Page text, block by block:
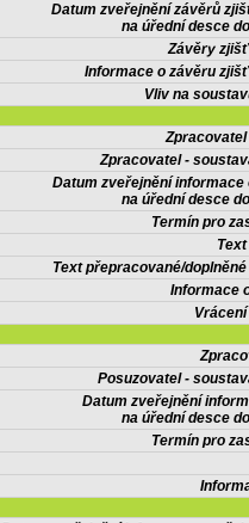
Datum zveřejnění závěrů
na úřední desce
Závěry
Informace o závěru
Vliv na
Zpracovatel -
Datum zveřejnění informace
na úřední desce
Termín pro
Text přepracované/
Informace
Posuzovatel -
Datum zveřejnění
na úřední desce
Termín pro